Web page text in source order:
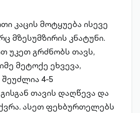
კაცის მოტყუება ისევე
მზესუმზირის კნატუნი.
უკეთ გრძნობს თავს,
მეტოქე ეხვევა,
4-5
თავის დაღწევა და
ასეთ ფეხბურთელებს